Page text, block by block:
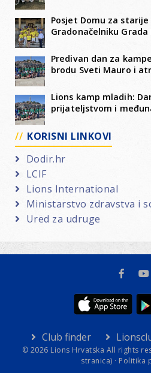
Posjet Domu za starije
Gradonačelniku Grada
Predivan dan za
brodu Sveti Mauro i
Lions kamp mladih:
prijateljstvom i
KORISNI LINKOVI
Dodir.hr
LCIF
Lions International
Ministarstvo zdravstva i
Ured za udruge
Club finder
© 2026 Lions Hrvatska All rights
stranica) · Politika